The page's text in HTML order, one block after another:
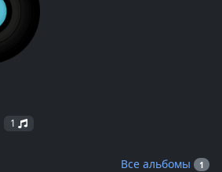
1
Все альбомы 1